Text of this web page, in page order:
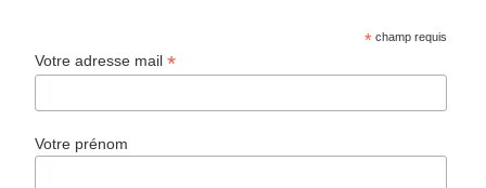
* champ requis
Votre adresse mail*
Votre prénom